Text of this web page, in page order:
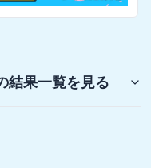
結果一覧を見る